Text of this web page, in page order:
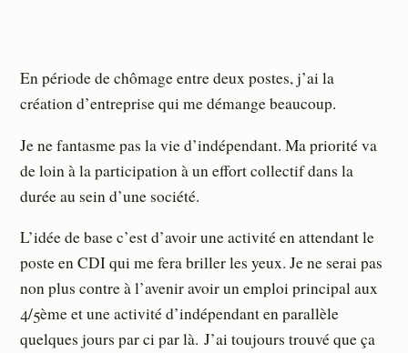
En période de chômage entre deux postes, j’ai la
création d’entreprise qui me démange beaucoup.
Je ne fantasme pas la vie d’indépendant. Ma priorité va
de loin à la participation à un effort collectif dans la
durée au sein d’une société.
L’idée de base c’est d’avoir une activité en attendant le
poste en CDI qui me fera briller les yeux. Je ne serai pas
non plus contre à l’avenir avoir un emploi principal aux
4/5ème et une activité d’indépendant en parallèle
quelques jours par ci par là. J’ai toujours trouvé que ça